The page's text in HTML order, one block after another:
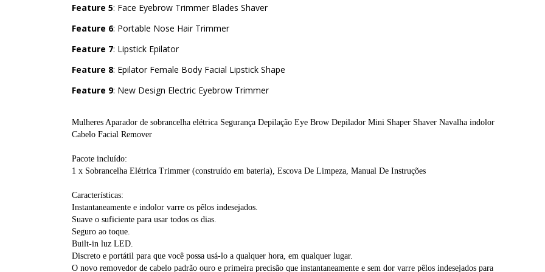
Feature 5: Face Eyebrow Trimmer Blades Shaver
Feature 6: Portable Nose Hair Trimmer
Feature 7: Lipstick Epilator
Feature 8: Epilator Female Body Facial Lipstick Shape
Feature 9: New Design Electric Eyebrow Trimmer
Mulheres Aparador de sobrancelha elétrica Segurança Depilação Eye Brow Depilador Mini Shaper Shaver Navalha indolor
Cabelo Facial Remover
Pacote incluído:
1 x Sobrancelha Elétrica Trimmer (construído em bateria), Escova De Limpeza, Manual De Instruções
Características:
Instantaneamente e indolor varre os pêlos indesejados.
Suave o suficiente para usar todos os dias.
Seguro ao toque.
Built-in luz LED.
Discreto e portátil para que você possa usá-lo a qualquer hora, em qualquer lugar.
O novo removedor de cabelo padrão ouro e primeira precisão que instantaneamente e sem dor varre pêlos indesejados para